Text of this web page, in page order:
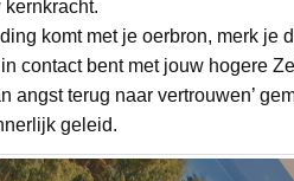
komt met je oerbron, merk je
contact bent met jouw hogere
angst terug naar vertrouwen’
geleid.